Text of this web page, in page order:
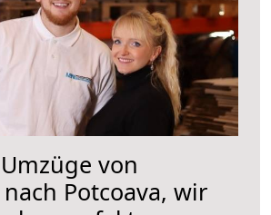
von
Potcoava, wir